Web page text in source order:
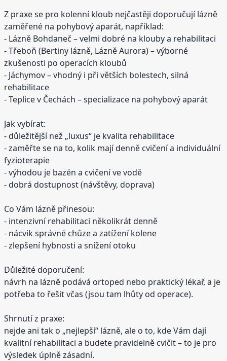
Z praxe se pro kolenní kloub nejčastěji doporučují lázně
zaměřené na pohybový aparát, například:
- Lázně Bohdaneč – velmi dobré na klouby a rehabilitaci
- Třeboň (Bertiny lázně, Lázně Aurora) – výborné
zkušenosti po operacích kloubů
- Jáchymov – vhodný i při větších bolestech, silná
rehabilitace
- Teplice v Čechách – specializace na pohybový aparát
Jak vybírat:
- důležitější než „luxus“ je kvalita rehabilitace
- zaměřte se na to, kolik mají denně cvičení a individuální
fyzioterapie
- výhodou je bazén a cvičení ve vodě
- dobrá dostupnost (návštěvy, doprava)
Co Vám lázně přinesou:
- intenzivní rehabilitaci několikrát denně
- nácvik správné chůze a zatížení kolene
- zlepšení hybnosti a snížení otoku
Důležité doporučení:
návrh na lázně podává ortoped nebo praktický lékař, a je
potřeba to řešit včas (jsou tam lhůty od operace).
Shrnutí z praxe:
nejde ani tak o „nejlepší“ lázně, ale o to, kde Vám dají
kvalitní rehabilitaci a budete pravidelně cvičit – to je pro
výsledek úplně zásadní.